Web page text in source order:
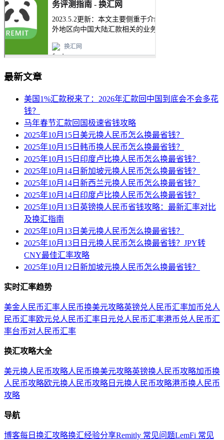
最新文章
美国1%汇款税来了：2026年汇款回中国到底会不会多花
钱？
马年春节汇款回国极速省钱攻略
2025年10月15日美元换人民币怎么换最省钱？
2025年10月15日韩币换人民币怎么换最省钱？
2025年10月15日印度卢比换人民币怎么换最省钱？
2025年10月14日新加坡元换人民币怎么换最省钱？
2025年10月14日新西兰元换人民币怎么换最省钱？
2025年10月14日印度卢比换人民币怎么换最省钱？
2025年10月13日英镑换人民币省钱攻略：最新汇率对比
及换汇指南
2025年10月13日美元换人民币怎么换最省钱？
2025年10月13日日元换人民币怎么换最省钱？JPY转
CNY最佳汇率攻略
2025年10月12日新加坡元换人民币怎么换最省钱？
实时汇率趋势
美金人民币汇率人民币换美元攻略英镑兑人民币汇率加币兑人
民币汇率欧元兑人民币汇率 日元兑人民币汇率港币兑人民币汇
率台币对人民币汇率
换汇攻略大全
美元换人民币攻略人民币换美元攻略英镑换人民币攻略加币换
人民币攻略欧元换人民币攻略 日元换人民币攻略港币换人民币
攻略
导航
博客每日换汇攻略换汇经验分享Remitly 常见问题LemFi 常见